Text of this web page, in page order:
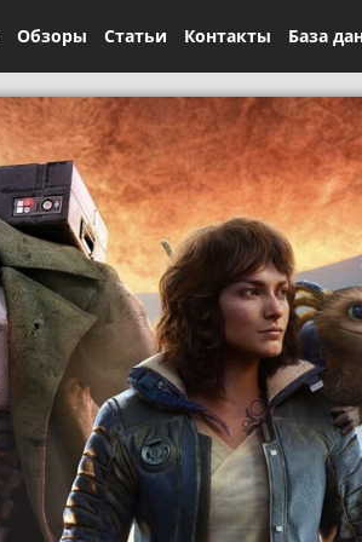
Обзоры Статьи Контакты База